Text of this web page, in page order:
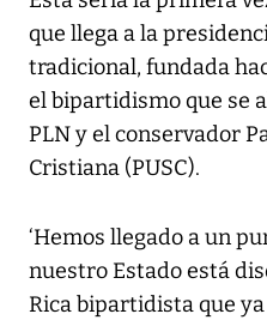
que llega a la
tradicional, fundada
el bipartidismo que se
PLN y el conservador
Cristiana (PUSC).
‘Hemos llegado a un
nuestro Estado está
Rica bipartidista que ya